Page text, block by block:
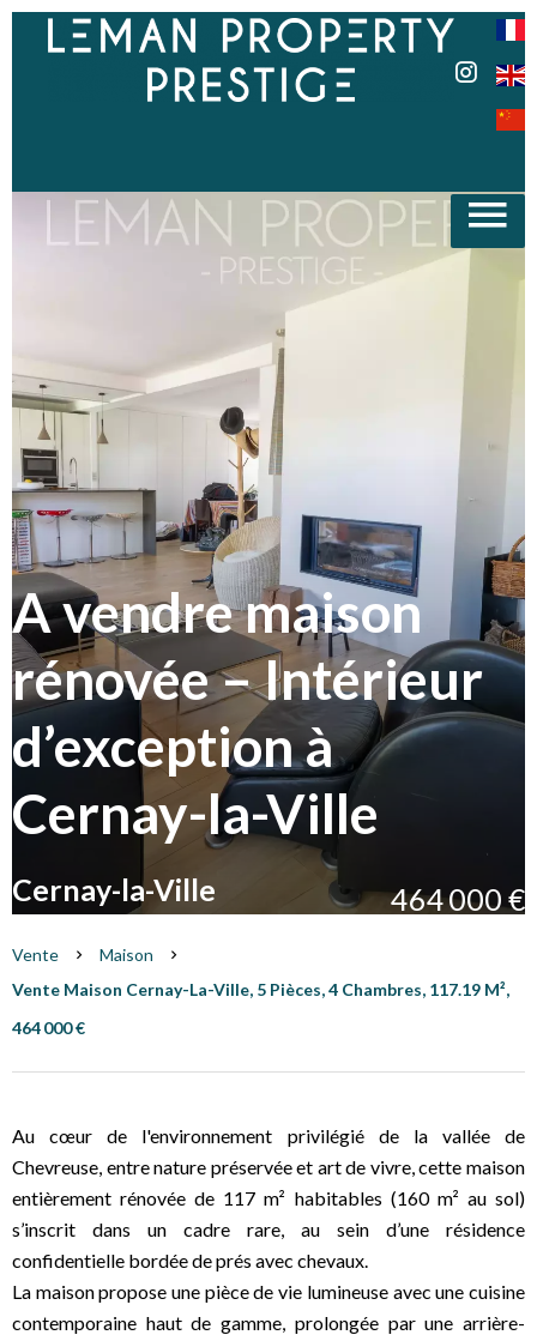
A vendre maison
rénovée – Intérieur
d’exception à
Cernay-la-Ville
Cernay-la-Ville 464 000 €
Vente
Maison
Vente Maison Cernay-La-Ville, 5 Pièces, 4 Chambres, 117.19 M²,
464 000 €
Au cœur de l'environnement privilégié de la vallée de
Chevreuse, entre nature préservée et art de vivre, cette maison
entièrement rénovée de 117 m² habitables (160 m² au sol)
s’inscrit dans un cadre rare, au sein d’une résidence
confidentielle bordée de prés avec chevaux.
La maison propose une pièce de vie lumineuse avec une cuisine
contemporaine haut de gamme, prolongée par une arrière-